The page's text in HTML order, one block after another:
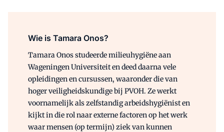
Wie is Tamara Onos?
Tamara Onos studeerde milieuhygiëne aan
Wageningen Universiteit en deed daarna vele
opleidingen en cursussen, waaronder die van
hoger veiligheidskundige bij PVOH. Ze werkt
voornamelijk als zelfstandig arbeidshygiënist en
kijkt in die rol naar externe factoren op het werk
waar mensen (op termijn) ziek van kunnen